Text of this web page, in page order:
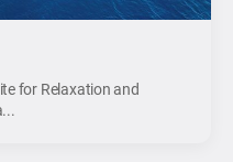
for Relaxation and